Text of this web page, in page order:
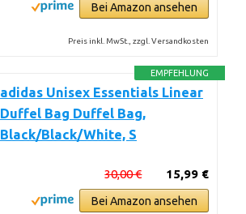
Bei Amazon ansehen
Preis inkl. MwSt., zzgl. Versandkosten
EMPFEHLUNG
adidas Unisex Essentials Linear
Duffel Bag Duffel Bag,
Black/Black/White, S
15,99 €
30,00 €
Bei Amazon ansehen